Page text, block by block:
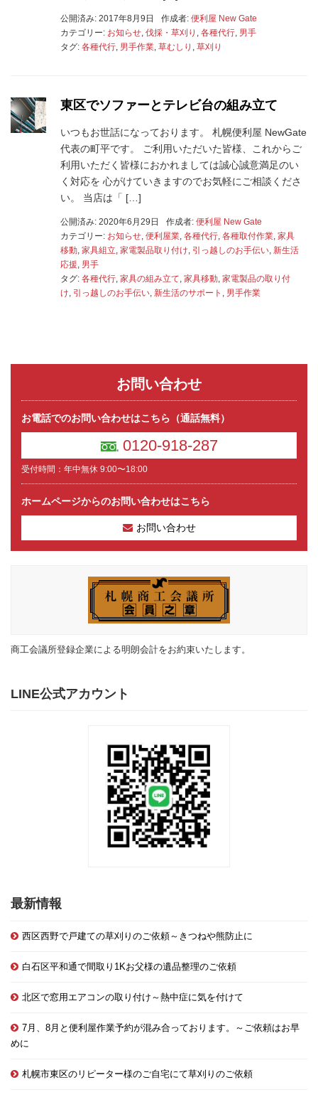
公開済み: 2017年8月9日 作成者: 便利屋 New Gate
カテゴリー: お知らせ, 伐採・草刈り , 各種代行, 男手
タグ: 各種代行, 男手作業, 草むしり , 草刈り
東区でソファーとテレビ台の組み立て
いつもお世話になっております。 札幌便利屋 NewGate
代表の町平です。 ご利用いただいた皆様、これからご
利用いただく皆様におかれましては誠心誠意満足のい
く対応を 心がけていきますのでお気軽にご相談くださ
い。 当店は「 […]
公開済み: 2020年6月29日 作成者: 便利屋 New Gate
カテゴリー: お知らせ 便利屋業 各種代行 各種取付作業 家具
移動 家具組立 家電製品取り付け 引っ越しのお手伝い 新生活
応援 男手
タグ: 各種代行 家具の組み立て 家具移動 家電製品の取り付
け 引っ越しのお手伝い 新生活のサポート 男手作業
お問い合わせ
お電話でのお問い合わせはこちら（通話無料）
0120-918-287
受付時間：年中無休 9:00〜18:00
ホームページからのお問い合わせはこちら
お問い合わせ
商工会議所登録企業による明朗会計をお約束いたします。
LINE公式アカウント
最新情報
西区西野で戸建ての草刈りのご依頼～きつねや熊防止に
白石区平和通で間取り1Kお父様の遺品整理のご依頼
北区で窓用エアコンの取り付け～熱中症に気を付けて
7月、8月と便利屋作業予約が混み合っております。～ご依頼はお早
めに
札幌市東区のリピーター様のご自宅にて草刈りのご依頼